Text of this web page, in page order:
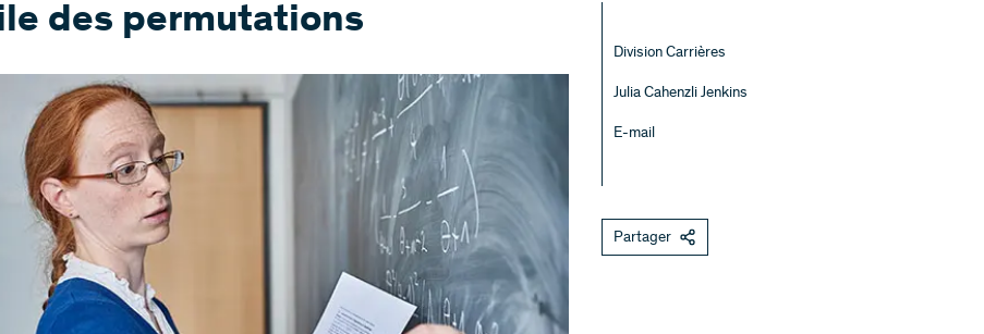
des permutations
Division Carrières
Julia Cahenzli Jenkins
E-mail
Partager